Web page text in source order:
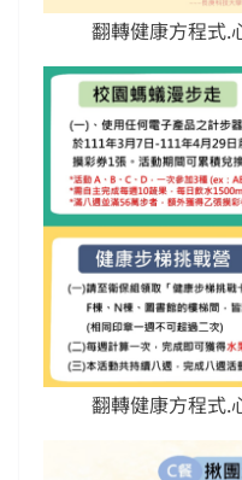
翻轉健康方程式.
翻轉健康方程式.